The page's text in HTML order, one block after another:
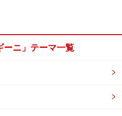
ーニ」テーマ一覧